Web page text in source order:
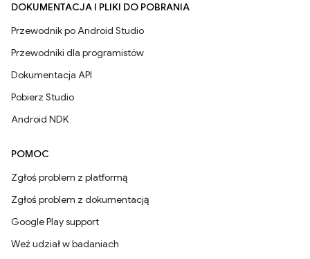
DOKUMENTACJA I PLIKI DO POBRANIA
Przewodnik po Android Studio
Przewodniki dla programistów
Dokumentacja API
Pobierz Studio
Android NDK
POMOC
Zgłoś problem z platformą
Zgłoś problem z dokumentacją
Google Play support
Weź udział w badaniach